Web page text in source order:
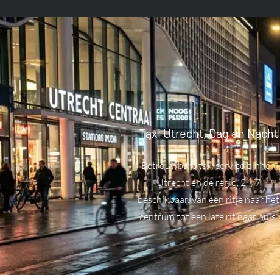
Taxi Utrecht, Dag en Nacht
Betrouwbare taxi service binnen
Utrecht en de regio, 24/7
beschikbaar. Van een ritje naar het
centrum tot een late rit naar huis.